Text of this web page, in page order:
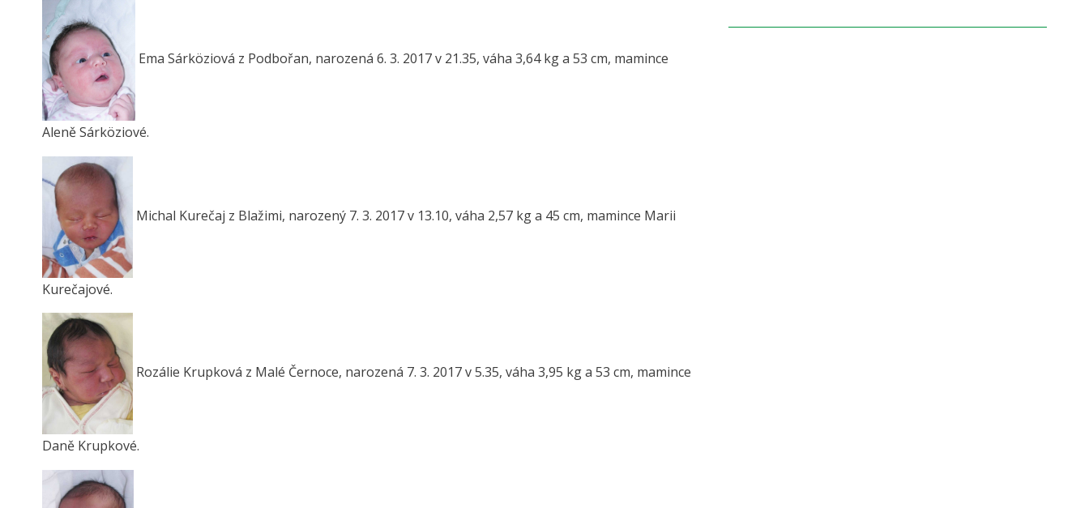
Ema Sárköziová z Podbořan, narozená 6. 3. 2017 v 21.35, váha 3,64 kg a 53 cm, mamince
Aleně Sárköziové.
Michal Kurečaj z Blažimi, narozený 7. 3. 2017 v 13.10, váha 2,57 kg a 45 cm, mamince Marii
Kurečajové.
Rozálie Krupková z Malé Černoce, narozená 7. 3. 2017 v 5.35, váha 3,95 kg a 53 cm, mamince
Daně Krupkové.